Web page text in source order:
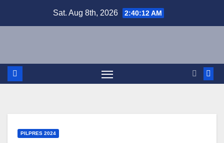
Sat. Aug 8th, 2026 2:40:13 AM
PILPRES 2024